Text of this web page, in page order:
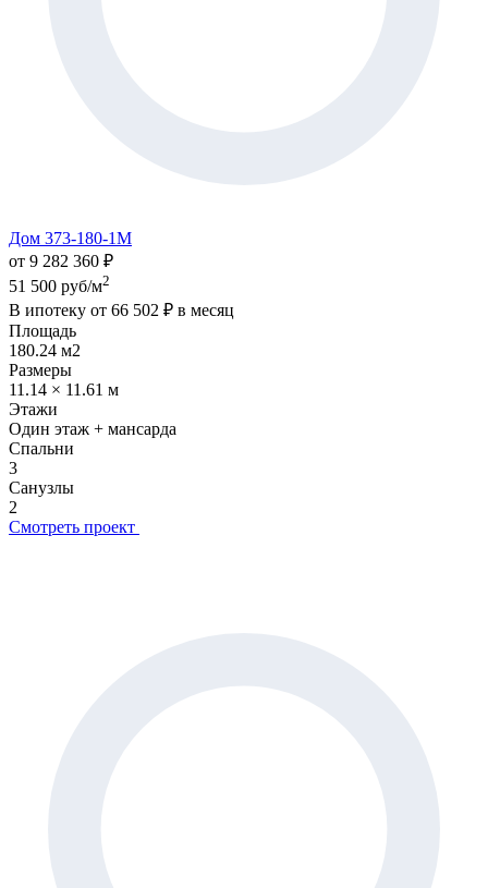
Дом 373-180-1М
от 9 282 360 ₽
51 500 руб/м2
В ипотеку от 66 502 ₽ в месяц
Площадь
180.24 м2
Размеры
11.14 × 11.61 м
Этажи
Один этаж + мансарда
Спальни
3
Санузлы
2
Смотреть проект